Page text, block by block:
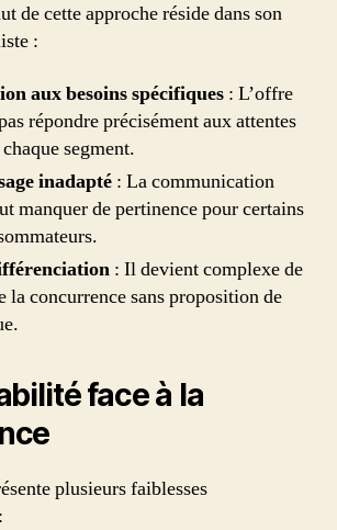
de cette approche réside dans son
:
aux besoins spécifiques : L’offre
répondre précisément aux attentes
segment.
inadapté : La communication
manquer de pertinence pour certains
: Il devient complexe de
la concurrence sans proposition de
face à la
plusieurs faiblesses